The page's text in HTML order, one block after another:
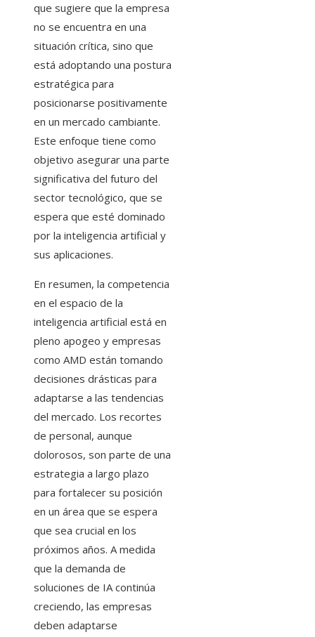
que sugiere que la empresa
no se encuentra en una
situación crítica, sino que
está adoptando una postura
estratégica para
posicionarse positivamente
en un mercado cambiante.
Este enfoque tiene como
objetivo asegurar una parte
significativa del futuro del
sector tecnológico, que se
espera que esté dominado
por la inteligencia artificial y
sus aplicaciones.
En resumen, la competencia
en el espacio de la
inteligencia artificial está en
pleno apogeo y empresas
como AMD están tomando
decisiones drásticas para
adaptarse a las tendencias
del mercado. Los recortes
de personal, aunque
dolorosos, son parte de una
estrategia a largo plazo
para fortalecer su posición
en un área que se espera
que sea crucial en los
próximos años. A medida
que la demanda de
soluciones de IA continúa
creciendo, las empresas
deben adaptarse